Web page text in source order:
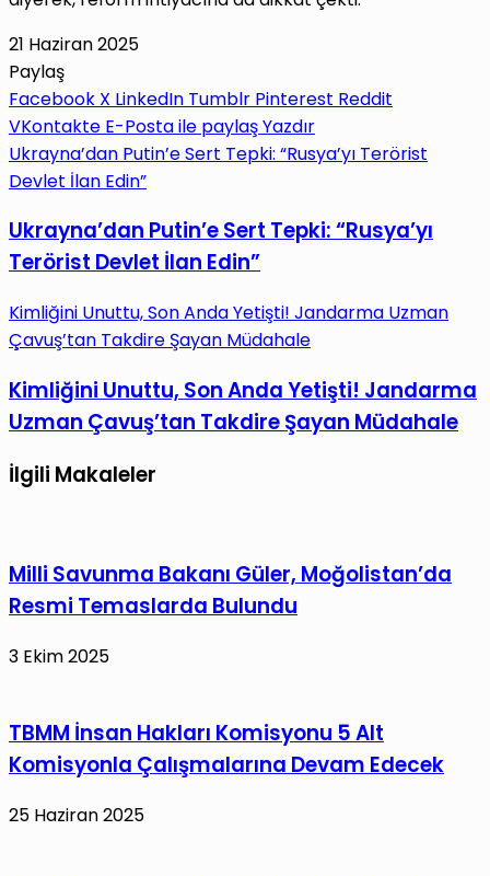
21 Haziran 2025
Paylaş
Facebook X LinkedIn Tumblr Pinterest Reddit
VKontakte E-Posta ile paylaşYazdır
Ukrayna’dan Putin’e Sert Tepki: “Rusya’yı Terörist
Devlet İlan Edin”
Ukrayna’dan Putin’e Sert Tepki: “Rusya’yı
Terörist Devlet İlan Edin”
Kimliğini Unuttu, Son Anda Yetişti! Jandarma Uzman
Çavuş’tan Takdire Şayan Müdahale
Kimliğini Unuttu, Son Anda Yetişti! Jandarma
Uzman Çavuş’tan Takdire Şayan Müdahale
İlgili Makaleler
Milli Savunma Bakanı Güler, Moğolistan’da
Resmi Temaslarda Bulundu
3 Ekim 2025
TBMM İnsan Hakları Komisyonu 5 Alt
Komisyonla Çalışmalarına Devam Edecek
25 Haziran 2025